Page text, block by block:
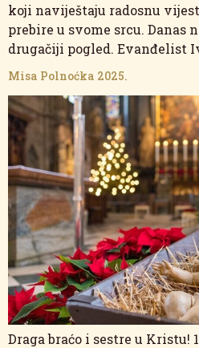
koji naviještaju radosnu
prebire u svome srcu. Danas
drugačiji pogled. Evanđelist
Misa Polnoćka 2025.
Draga braćo i sestre u Kristu!